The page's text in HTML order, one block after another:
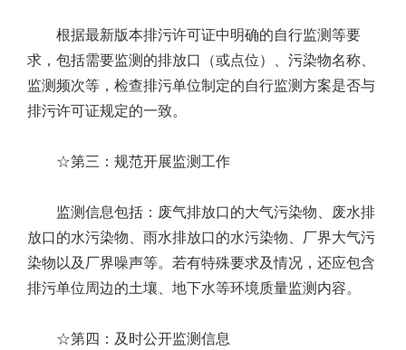
根据最新版本排污许可证中明确的自行监测等要
求，包括需要监测的排放口（或点位）、污染物名称、
监测频次等，检查排污单位制定的自行监测方案是否与
排污许可证规定的一致。
☆第三：规范开展监测工作
监测信息包括：废气排放口的大气污染物、废水排
放口的水污染物、雨水排放口的水污染物、厂界大气污
染物以及厂界噪声等。若有特殊要求及情况，还应包含
排污单位周边的土壤、地下水等环境质量监测内容。
☆第四：及时公开监测信息